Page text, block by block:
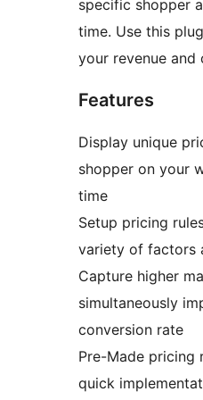
specific shopper
time. Use this
your revenue and
Features
Display unique
shopper on your
time
Setup pricing
variety of factors
Capture higher
simultaneously
conversion rate
Pre-Made pricing
quick